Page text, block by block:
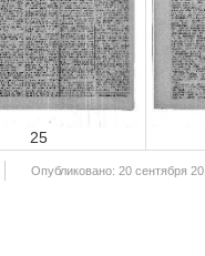
25
Опубликовано: 20 сентября